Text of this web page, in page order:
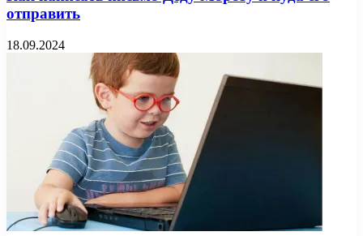
отправить
18.09.2024